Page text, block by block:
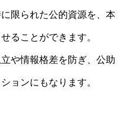
限られた公的資源を、本
ることができます。
や情報格差を防ぎ、公助
ョンにもなります。